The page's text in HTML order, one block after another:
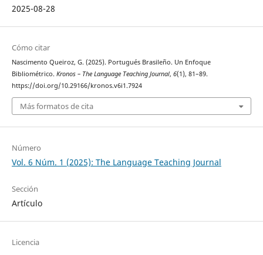
2025-08-28
Cómo citar
Nascimento Queiroz, G. (2025). Portugués Brasileño. Un Enfoque
Bibliométrico. Kronos – The Language Teaching Journal, 6(1), 81–89.
https://doi.org/10.29166/kronos.v6i1.7924
Más formatos de cita
Número
Vol. 6 Núm. 1 (2025): The Language Teaching Journal
Sección
Artículo
Licencia